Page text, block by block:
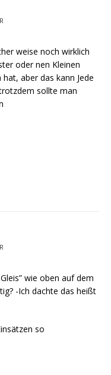
weise noch wirklich
oder nen Kleinen
aber das kann Jede
sollte man
wie oben auf dem
-Ich dachte das heißt
so